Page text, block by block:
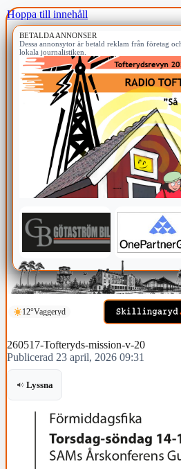
Hoppa till innehåll
BETALDA ANNONSER
Dessa annonsytor är betald reklam från företag
lokala journalistiken.
12°Vaggeryd
260517-Tofteryds-mission-v-20
Publicerad 23 april, 2026 09:31
Lyssna